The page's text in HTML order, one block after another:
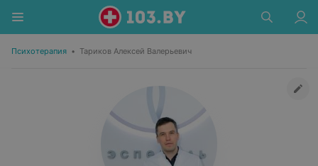
Психотерапия • Тариков Алексей Валерьевич